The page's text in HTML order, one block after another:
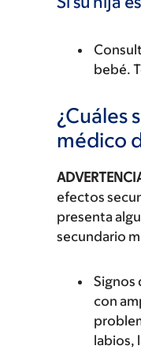
bebé.
¿Cuáles
médico
efectos
presenta
secundario
Signos
con
labios,